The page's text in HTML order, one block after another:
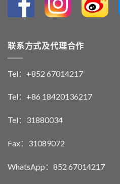
联系方式及代理合作
Tel：+852 67014217
Tel：+86 18420136217
Tel：31880034
Fax：31089072
WhatsApp：852 67014217